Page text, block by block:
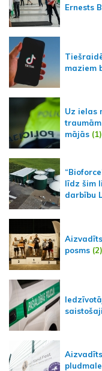
Ernests
maziem
Uz ielas
mājās (1)
līdz šim
darbību
posms (2)